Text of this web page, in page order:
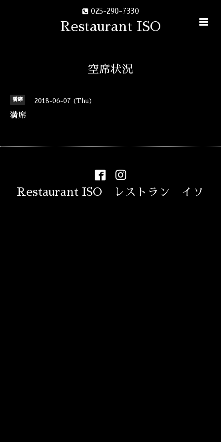
025-290-7330
Restaurant ISO
空席状況
満席 2018-06-07 (Thu)
満席
Restaurant ISO レストラン イソ